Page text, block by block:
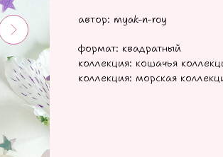
автор: myak-n-roy
формат: квадратный
коллекция: кошачья
коллекция: морская